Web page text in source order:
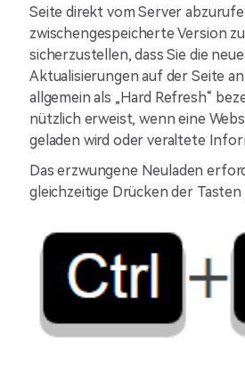
Seite direkt vom Server
zwischengespeicherte Version
sicherzustellen, dass Sie die
Aktualisierungen auf der Seite
allgemein als „Hard Refresh“
nützlich erweist, wenn eine
geladen wird oder veraltete
Das erzwungene Neuladen
gleichzeitige Drücken der Tasten